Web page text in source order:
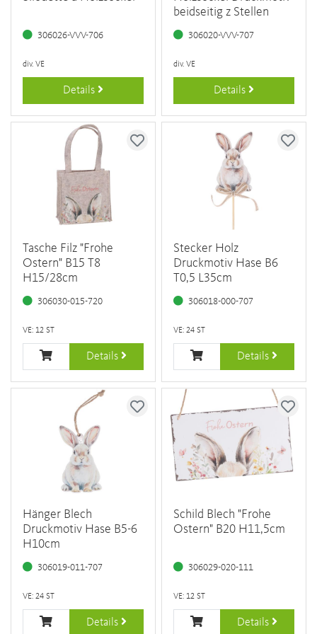
306026-VVV-706
div. VE
Details
beidseitig z Stellen
306020-VVV-707
div. VE
Details
Tasche Filz "Frohe
Ostern" B15 T8
H15/28cm
306030-015-720
VE: 12 ST
Details
Stecker Holz
Druckmotiv Hase B6
T0,5 L35cm
306018-000-707
VE: 24 ST
Details
Hänger Blech
Druckmotiv Hase B5-6
H10cm
306019-011-707
VE: 24 ST
Details
Schild Blech "Frohe
Ostern" B20 H11,5cm
306029-020-111
VE: 12 ST
Details